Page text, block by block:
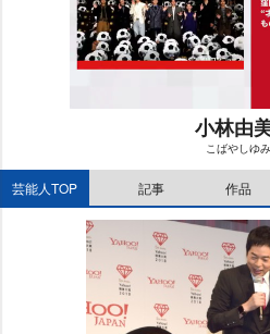
小林由
こばやしゆ
芸能人TOP 記事 作品